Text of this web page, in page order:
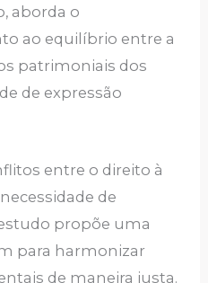
aborda o
ao equilíbrio entre a
patrimoniais dos
de expressão
entre o direito à
de
propõe uma
para harmonizar
de maneira justa.